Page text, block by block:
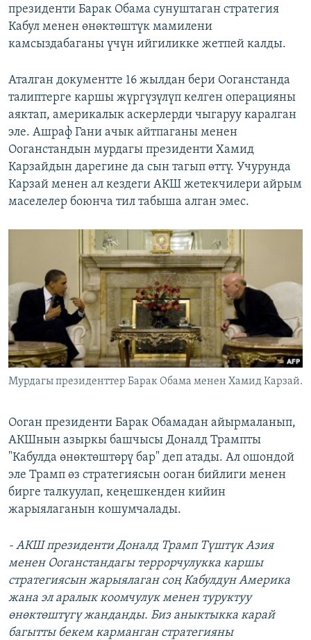
президенти Барак Обама сунуштаган стратегия
Кабул менен өнөктөштүк мамилени
камсыздабаганы үчүн ийгиликке жетпей калды.
Аталган документте 16 жылдан бери Ооганстанда
талиптерге каршы жүргүзүлүп келген операцияны
аяктап, америкалык аскерлерди чыгаруу каралган
эле. Ашраф Гани ачык айтпаганы менен
Ооганстандын мурдагы президенти Хамид
Карзайдын дарегине да сын тагып өттү. Учурунда
Карзай менен ал кездеги АКШ жетекчилери айрым
маселелер боюнча тил табыша алган эмес.
Мурдагы президенттер Барак Обама менен Хамид Карзай.
Ооган президенти Барак Обамадан айырмаланып,
АКШнын азыркы башчысы Доналд Трампты
"Кабулда өнөктөштөрү бар" деп атады. Ал ошондой
эле Трамп өз стратегиясын ооган бийлиги менен
бирге талкуулап, кеңешкенден кийин
жарыялаганын кошумчалады.
- АКШ президенти Доналд Трамп Түштүк Азия
менен Ооганстандагы террорчулукка каршы
стратегиясын жарыялаган соң Кабулдун Америка
жана эл аралык коомчулук менен туруктуу
өнөктөштүгү жанданды. Биз аныктыкка карай
багытты бекем карманган стратегияны